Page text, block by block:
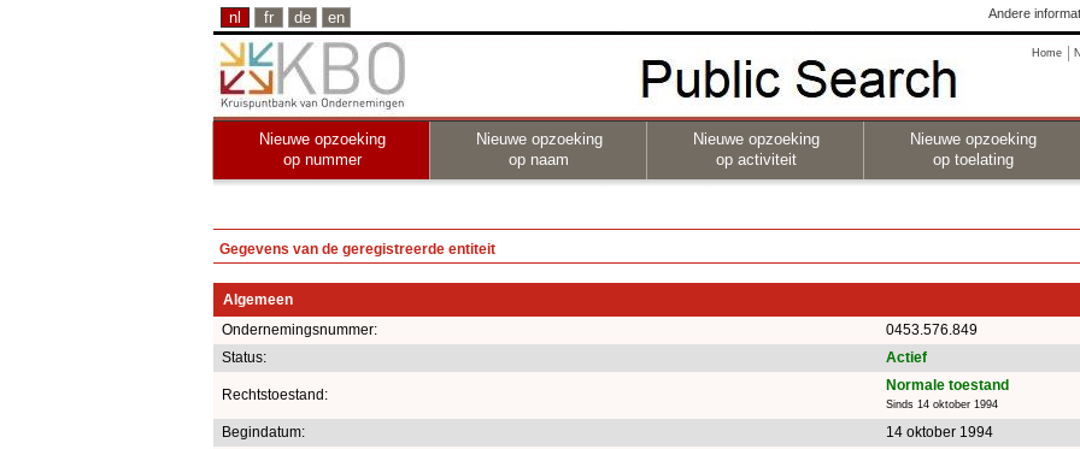
nl fr de en Andere
Home
Nieuwe opzoeking
op nummer
Nieuwe opzoeking
op naam
Nieuwe opzoeking
op activiteit
Nieuwe opzoeking
op toelating
Gegevens van de geregistreerde entiteit
Algemeen
Ondernemingsnummer:
0453.576.849
Status:
Actief
Rechtstoestand:
Normale toestand
Sinds 14 oktober 1994
Begindatum: 14 oktober 1994